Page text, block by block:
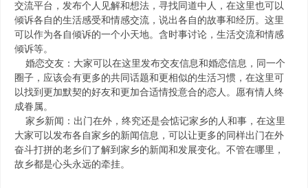
交流平台，发布个人见解和想法，寻找同道中人，在这里也可以
倾诉各自的生活感受和情感交流，说出各自的故事和经历。这里
可以作为各自倾诉的一个小天地。含时事讨论，生活交流和情感
倾诉等。
婚恋交友：大家可以在这里发布交友信息和婚恋信息，同一个
圈子，应该会有更多的共同话题和更相似的生活习惯，在这里可
以找到更加默契的好友和更加合适情投意合的恋人。愿有情人终
成眷属。
家乡新闻：出门在外，终究还是会惦记家乡的人和事，在这里
大家可以发布各自家乡的新闻信息，可以让更多的同样出门在外
奋斗打拼的老乡们了解到家乡的新闻和发展变化。不管在哪里，
故乡都是心头永远的牵挂。